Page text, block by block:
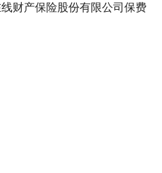
线财产保险股份有限公司保费